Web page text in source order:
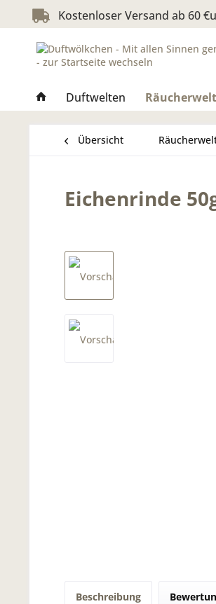
Kostenloser Versand ab 60
Duftwelten
Übersicht
Eichenrinde
Beschreibung